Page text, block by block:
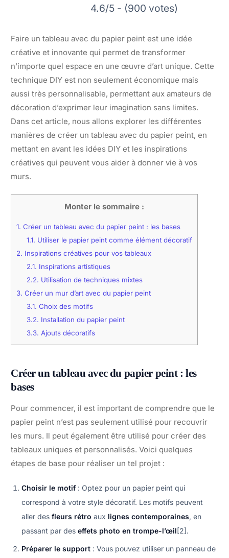
4.6/5 - (900 votes)
Faire un tableau avec du papier peint est une idée
créative et innovante qui permet de transformer
n’importe quel espace en une œuvre d’art unique. Cette
technique DIY est non seulement économique mais
aussi très personnalisable, permettant aux amateurs de
décoration d’exprimer leur imagination sans limites.
Dans cet article, nous allons explorer les différentes
manières de créer un tableau avec du papier peint, en
mettant en avant les idées DIY et les inspirations
créatives qui peuvent vous aider à donner vie à vos
murs.
Monter le sommaire :
1. Créer un tableau avec du papier peint : les bases
1.1. Utiliser le papier peint comme élément décoratif
2. Inspirations créatives pour vos tableaux
2.1. Inspirations artistiques
2.2. Utilisation de techniques mixtes
3. Créer un mur d’art avec du papier peint
3.1. Choix des motifs
3.2. Installation du papier peint
3.3. Ajouts décoratifs
Créer un tableau avec du papier peint : les
bases
Pour commencer, il est important de comprendre que le
papier peint n’est pas seulement utilisé pour recouvrir
les murs. Il peut également être utilisé pour créer des
tableaux uniques et personnalisés. Voici quelques
étapes de base pour réaliser un tel projet :
Choisir le motif: Optez pour un papier peint qui
correspond à votre style décoratif. Les motifs peuvent
aller des fleurs rétro aux lignes contemporaines, en
passant par des effets photo en trompe-l’œil [2].
Préparer le support : Vous pouvez utiliser un panneau de